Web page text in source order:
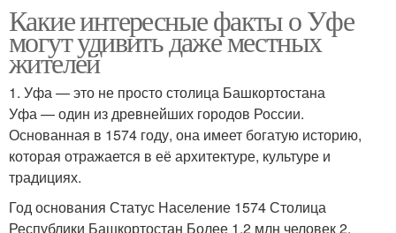
Какие интересные факты о Уфе
могут удивить даже местных
жителей
1. Уфа — это не просто столица Башкортостана
Уфа — один из древнейших городов России.
Основанная в 1574 году, она имеет богатую историю,
которая отражается в её архитектуре, культуре и
традициях.
Год основания Статус Население 1574 Столица
Республики Башкортостан Более 1,2 млн человек 2.